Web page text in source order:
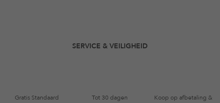
SERVICE & VEILIGHEID
Gratis Standaard
Tot 30 dagen
Koop op afbetaling &